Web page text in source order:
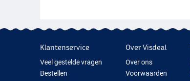
Klantenservice
Veel gestelde vragen
Bestellen
Over Visdeal
Over ons
Voorwaarden